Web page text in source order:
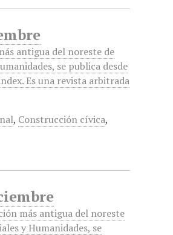
antigua del noreste de
se publica desde
Es una revista arbitrada
, Construcción cívica,
más antigua del noreste
y Humanidades, se